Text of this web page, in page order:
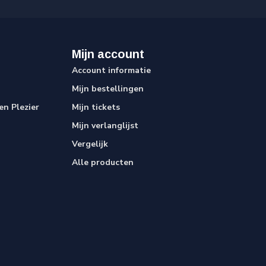
Plezier
Mijn account
Account informatie
Mijn bestellingen
Mijn tickets
Mijn verlanglijst
Vergelijk
Alle producten